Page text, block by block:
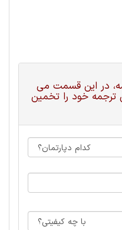
در این قسمت می
ترجمه خود را تخمین